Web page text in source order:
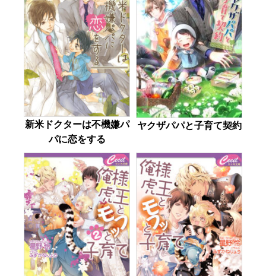
新米ドクターは不機嫌パ
パに恋をする
ヤクザパパと子育て契約